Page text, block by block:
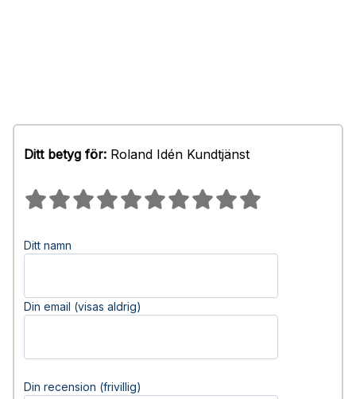
Ditt betyg för: Roland Idén Kundtjänst
Ditt namn
Din email (visas aldrig)
Din recension (frivillig)